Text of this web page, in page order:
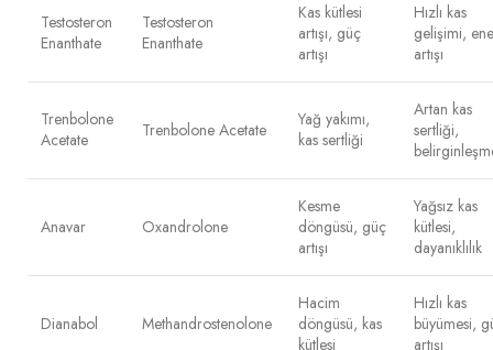
Testosteron
Enanthate
Testosteron
Enanthate
Kas kütlesi
artışı, güç
artışı
Hızlı kas
gelişimi,
artışı
Trenbolone
Acetate
Trenbolone Acetate
Yağ yakımı,
kas sertliği
Artan kas
sertliği,
Anavar Oxandrolone
Kesme
döngüsü, güç
artışı
Yağsız kas
kütlesi,
dayanıklılık
Dianabol Methandrostenolone
Hacim
döngüsü, kas
kütlesi
Hızlı kas
büyümesi,
artışı